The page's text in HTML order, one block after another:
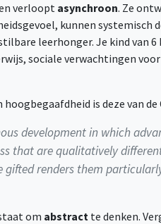
verlooptasynchroon. Ze
kunnen
leerhonger. Je kind van
sociale verwachtingen
is deze van de
development in which
that are qualitatively
gifted renders them
om abstract te denken.